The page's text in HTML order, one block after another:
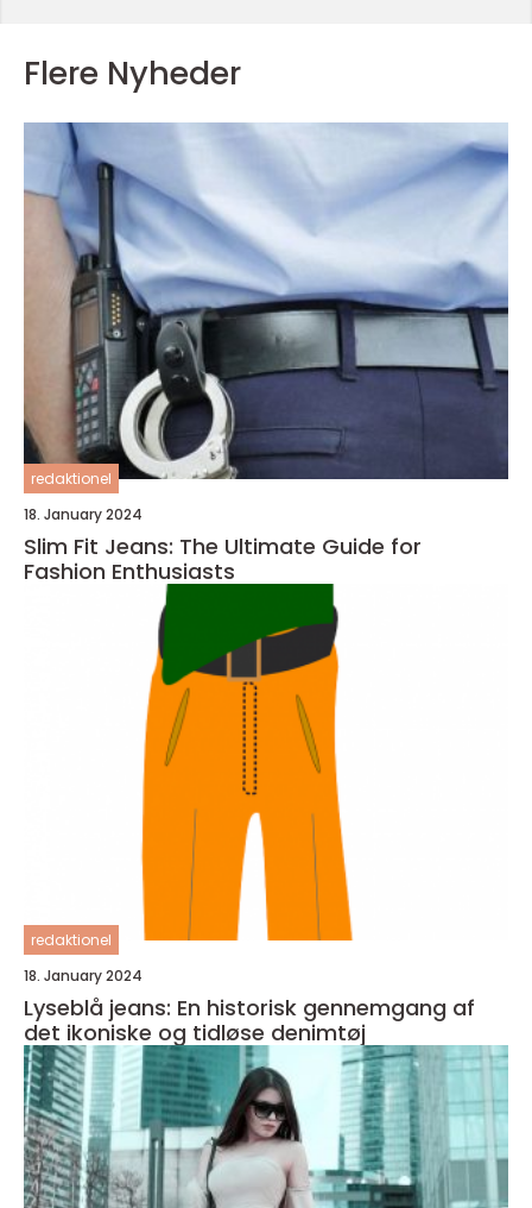
Flere Nyheder
redaktionel
18. January 2024
Slim Fit Jeans: The Ultimate Guide for
Fashion Enthusiasts
redaktionel
18. January 2024
Lyseblå jeans: En historisk gennemgang af
det ikoniske og tidløse denimtøj